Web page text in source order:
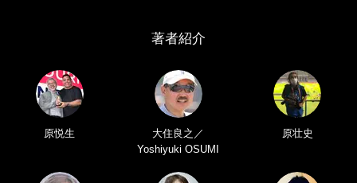
著者紹介
原悦生
大住良之／
Yoshiyuki OSUMI
原壮史